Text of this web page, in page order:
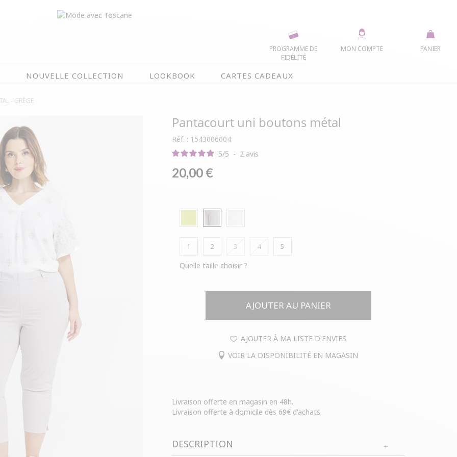
PANIER
MON COMPTE
PROGRAMME DE
FIDÉLITÉ
NOUVELLE COLLECTION LOOKBOOK CARTES CADEAUX
& IMPERS
NOUVELLE COLLECTION
MEILLEURES VENTES
LES PRIX TOSCANE
- GRÈGE
Pantacourt uni boutons métal
Réf. : 1543006004
5/5 - 2 avis
20,00 €
1 2 3 4 5
Quelle taille choisir ?
AJOUTER AU PANIER
AJOUTER À MA LISTE D'ENVIES
VOIR LA DISPONIBILITÉ EN MAGASIN
Livraison offerte en magasin en 48h.
Livraison offerte à domicile dès 69€ d'achats.
DESCRIPTION